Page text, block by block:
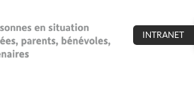
INTRANET